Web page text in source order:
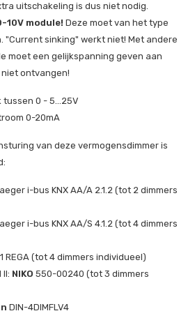
uitschakeling is dus niet nodig.
10V module! Deze moet van het type
"Current sinking" werkt niet! Met andere
moet een gelijkspanning geven aan
ontvangen!
0 - 5...25V
0-20mA
van deze vermogensdimmer is
i-bus KNX AA/A 2.1.2 (tot 2 dimmers
i-bus KNX AA/S 4.1.2 (tot 4 dimmers
REGA (tot 4 dimmers individueel)
NIKO 550-00240 (tot 3 dimmers
DIN-4DIMFLV4